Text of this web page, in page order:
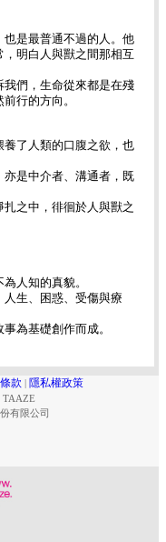
是最普通不過的人。他
明白人與獸之間那相互
們，生命從來都是在殘
行的方向。
了人類的口腹之欲，也
是中介者、溝通者，既
之中，徘徊於人與獸之
人知的真貌。
生、困惑、受傷與療
為基礎創作而成。
款 | 隱私權政策
TAAZE
有限公司